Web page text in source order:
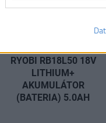
RYOBI RB18L50 18V
LITHIUM+
AKUMULÁTOR
(BATERIA) 5.0AH